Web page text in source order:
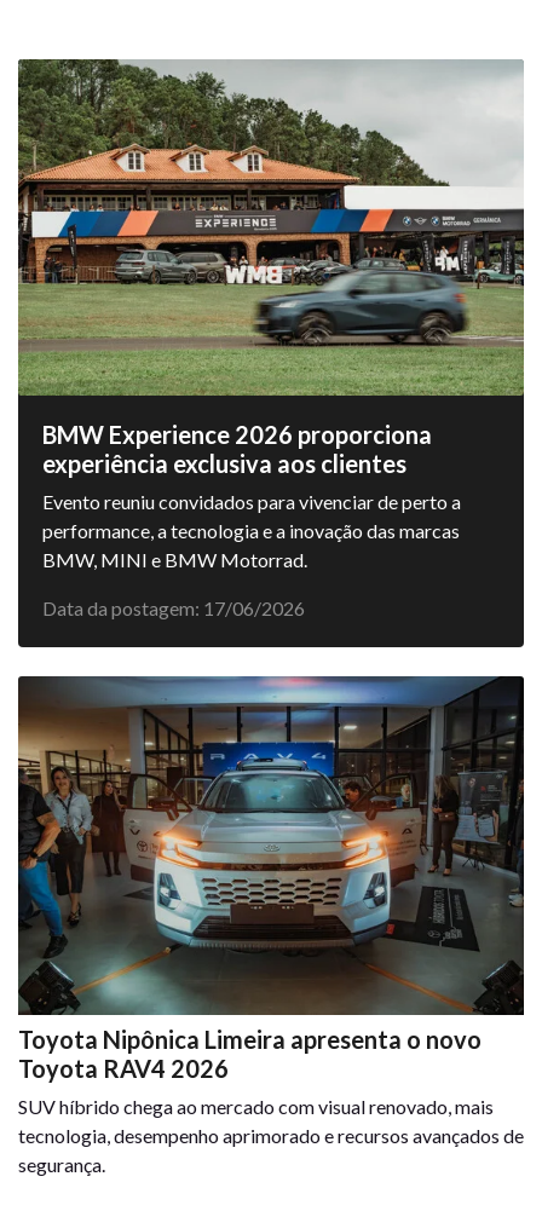
BMW Experience 2026 proporciona
experiência exclusiva aos clientes
Evento reuniu convidados para vivenciar de perto a
performance, a tecnologia e a inovação das marcas
BMW, MINI e BMW Motorrad.
Data da postagem: 17/06/2026
Toyota Nipônica Limeira apresenta o novo
Toyota RAV4 2026
SUV híbrido chega ao mercado com visual renovado, mais
tecnologia, desempenho aprimorado e recursos avançados de
segurança.